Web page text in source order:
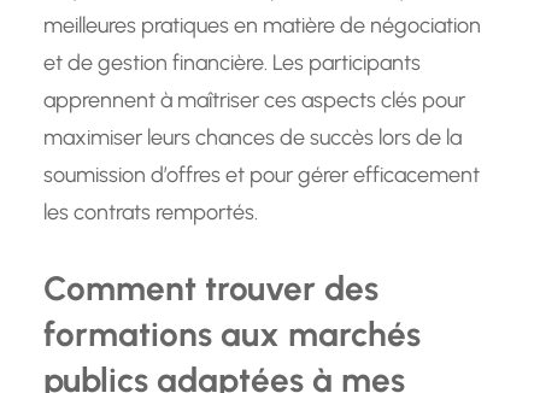
meilleures pratiques en matière de négociation
et de gestion financière. Les participants
apprennent à maîtriser ces aspects clés pour
maximiser leurs chances de succès lors de la
soumission d’offres et pour gérer efficacement
les contrats remportés.
Comment trouver des
formations aux marchés
publics adaptées à mes